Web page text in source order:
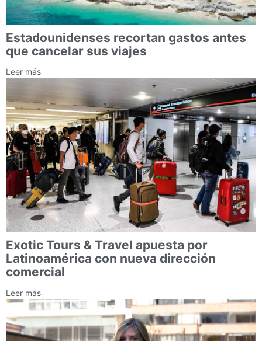
Estadounidenses recortan gastos antes
que cancelar sus viajes
Leer más
Exotic Tours & Travel apuesta por
Latinoamérica con nueva dirección
comercial
Leer más